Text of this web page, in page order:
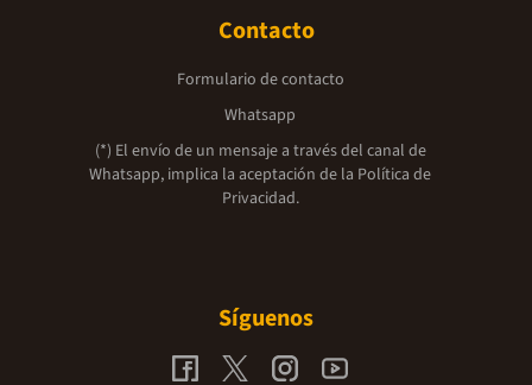
Contacto
Formulario de contacto
Whatsapp
(*) El envío de un mensaje a través del canal de
Whatsapp, implica la aceptación de la Política de
Privacidad.
Síguenos